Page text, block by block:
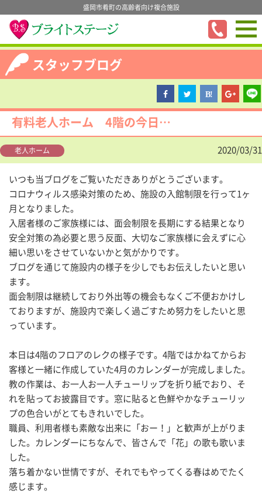
盛岡市肴町の高齢者向け複合施設
スタッフブログ
有料老人ホーム 4階の今日…
老人ホーム 2020/03/31
いつも当ブログをご覧いただきありがとうございます。
コロナウィルス感染対策のため、施設の入館制限を行って1ヶ
月となりました。
入居者様のご家族様には、面会制限を長期にする結果となり
安全対策の為必要と思う反面、大切なご家族様に会えずに心
細い思いをさせていないかと気がかりです。
ブログを通じて施設内の様子を少しでもお伝えしたいと思い
ます。
面会制限は継続しており外出等の機会もなくご不便おかけし
ておりますが、施設内で楽しく過ごすため努力をしたいと思
っています。
本日は4階のフロアのレクの様子です。4階ではかねてからお
客様と一緒に作成していた4月のカレンダーが完成しました。
教の作業は、お一人お一人チューリップを折り紙でおり、そ
れを貼ってお披露目です。窓に貼ると色鮮やかなチューリッ
プの色合いがとてもきれいでした。
職員、利用者様も素敵な出来に「おー！」と歓声が上がりま
した。カレンダーにちなんで、皆さんで「花」の歌も歌いま
した。
落ち着かない世情ですが、それでもやってくる春はめでたく
感じます。